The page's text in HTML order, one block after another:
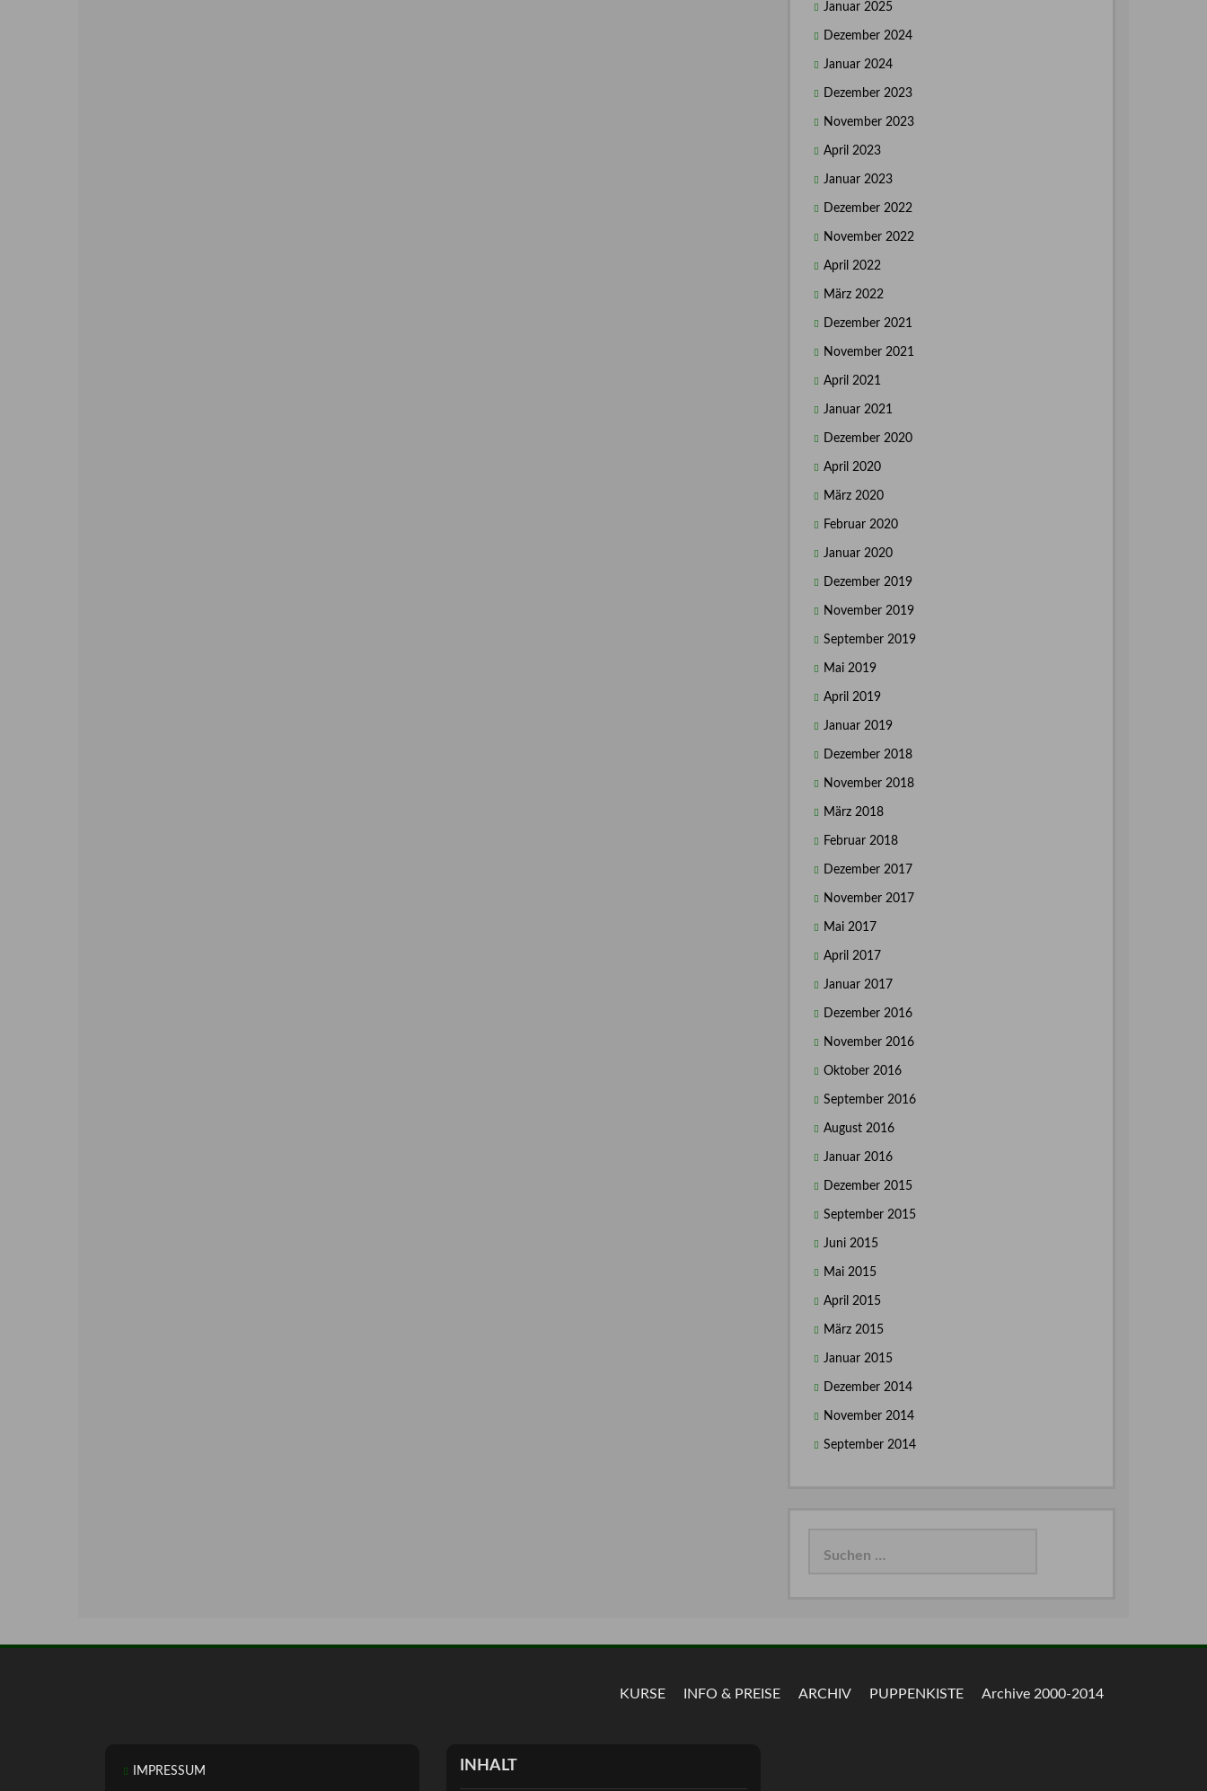
Januar 2025
Dezember 2024
Januar 2024
Dezember 2023
November 2023
April 2023
Januar 2023
Dezember 2022
November 2022
April 2022
März 2022
Dezember 2021
November 2021
April 2021
Januar 2021
Dezember 2020
April 2020
März 2020
Februar 2020
Januar 2020
Dezember 2019
November 2019
September 2019
Mai 2019
April 2019
Januar 2019
Dezember 2018
November 2018
März 2018
Februar 2018
Dezember 2017
November 2017
Mai 2017
April 2017
Januar 2017
Dezember 2016
November 2016
Oktober 2016
September 2016
August 2016
Januar 2016
Dezember 2015
September 2015
Juni 2015
Mai 2015
April 2015
März 2015
Januar 2015
Dezember 2014
November 2014
September 2014
KURSE INFO & PREISE ARCHIV PUPPENKISTE Archive 2000-2014
IMPRESSUM INHALT